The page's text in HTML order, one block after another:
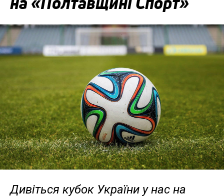
Дивіться кубок України у нас на